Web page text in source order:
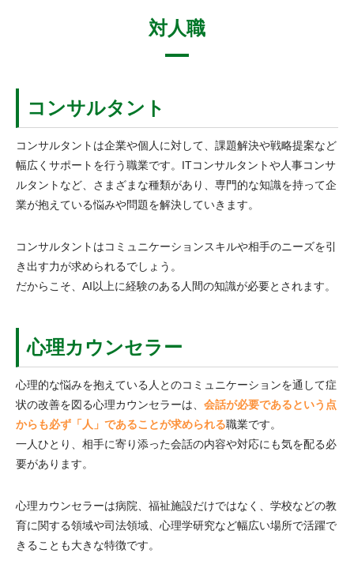
対人職
コンサルタント
コンサルタントは企業や個人に対して、課題解決や戦略提案など
幅広くサポートを行う職業です。ITコンサルタントや人事コンサ
ルタントなど、さまざまな種類があり、専門的な知識を持って企
業が抱えている悩みや問題を解決していきます。
コンサルタントはコミュニケーションスキルや相手のニーズを引
き出す力が求められるでしょう。
だからこそ、AI以上に経験のある人間の知識が必要とされます。
心理カウンセラー
心理的な悩みを抱えている人とのコミュニケーションを通して症
状の改善を図る心理カウンセラーは、 会話が必要であるという点
からも必ず「人」であることが求められる職業です。
一人ひとり、相手に寄り添った会話の内容や対応にも気を配る必
要があります。
心理カウンセラーは病院、福祉施設だけではなく、学校などの教
育に関する領域や司法領域、心理学研究など幅広い場所で活躍で
きることも大きな特徴です。